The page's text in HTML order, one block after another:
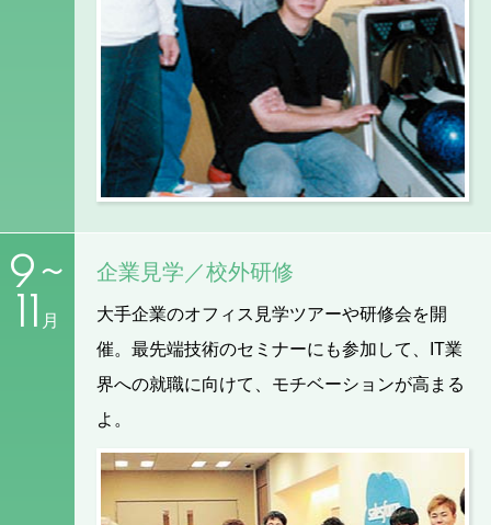
9~
11 月
企業見学／校外研修
大手企業のオフィス見学ツアーや研修会を開
催。最先端技術のセミナーにも参加して、IT業
界への就職に向けて、モチベーションが高まる
よ。